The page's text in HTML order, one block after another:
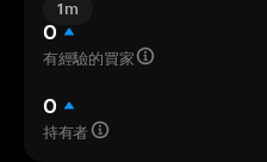
1m
0
有經驗的買家
0
持有者